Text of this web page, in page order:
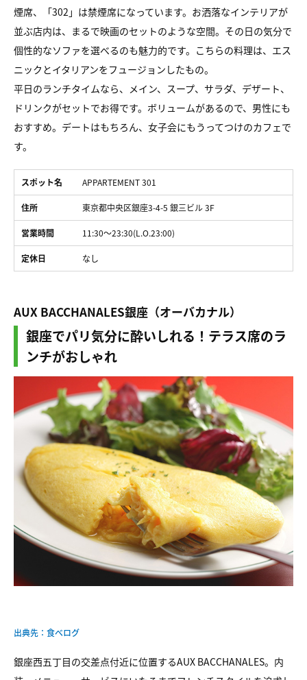
煙席、「302」は禁煙席になっています。お洒落なインテリアが
並ぶ店内は、まるで映画のセットのような空間。その日の気分で
個性的なソファを選べるのも魅力的です。こちらの料理は、エス
ニックとイタリアンをフュージョンしたもの。
平日のランチタイムなら、メイン、スープ、サラダ、デザート、
ドリンクがセットでお得です。ボリュームがあるので、男性にも
おすすめ。デートはもちろん、女子会にもうってつけのカフェで
す。
スポット名 APPARTEMENT 301
住所 東京都中央区銀座3-4-5 銀三ビル 3F
営業時間 11:30～23:30(L.O.23:00)
定休日 なし
AUX BACCHANALES銀座（オーバカナル）
銀座でパリ気分に酔いしれる！テラス席のラ
ンチがおしゃれ
出典先：食べログ
銀座西五丁目の交差点付近に位置するAUX BACCHANALES。内